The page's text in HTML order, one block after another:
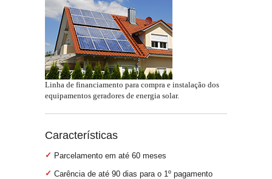
Linha de financiamento para compra e instalação dos
equipamentos geradores de energia solar.
Características
Parcelamento em até 60 meses
Carência de até 90 dias para o 1º pagamento